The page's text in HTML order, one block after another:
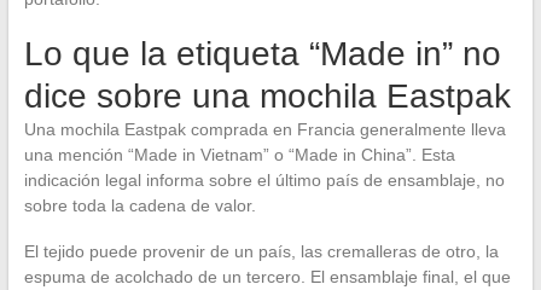
Lo que la etiqueta “Made in” no
dice sobre una mochila Eastpak
Una mochila Eastpak comprada en Francia generalmente lleva
una mención “Made in Vietnam” o “Made in China”. Esta
indicación legal informa sobre el último país de ensamblaje, no
sobre toda la cadena de valor.
El tejido puede provenir de un país, las cremalleras de otro, la
espuma de acolchado de un tercero. El ensamblaje final, el que